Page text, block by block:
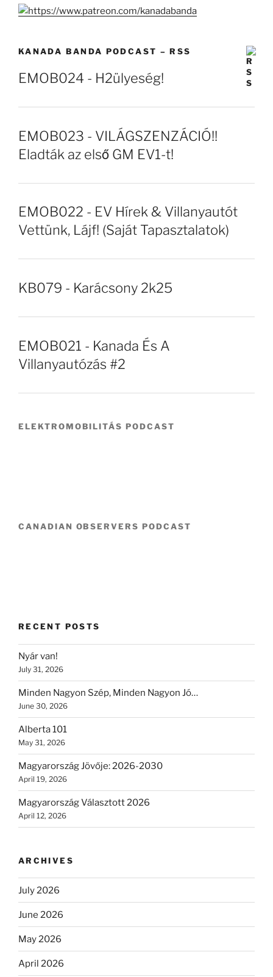
KANADA BANDA PODCAST – RSS
EMOB024 - H2ülyeség!
EMOB023 - VILÁGSZENZÁCIÓ!!
Eladták az első GM EV1-t!
EMOB022 - EV Hírek & Villanyautót
Vettünk, Lájf! (Saját Tapasztalatok)
KB079 - Karácsony 2k25
EMOB021 - Kanada És A
Villanyautózás #2
ELEKTROMOBILITÁS PODCAST
CANADIAN OBSERVERS PODCAST
RECENT POSTS
Nyár van!
July 31, 2026
Minden Nagyon Szép, Minden Nagyon Jó…
June 30, 2026
Alberta 101
May 31, 2026
Magyarország Jövője: 2026-2030
April 19, 2026
Magyarország Választott 2026
April 12, 2026
ARCHIVES
July 2026
June 2026
May 2026
April 2026